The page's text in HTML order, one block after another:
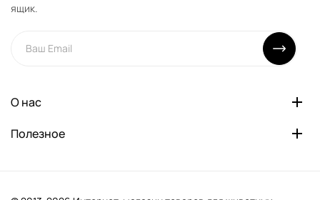
ящик.
О нас
Полезное